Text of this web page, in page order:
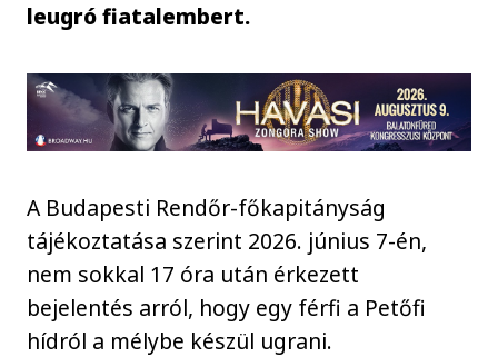
leugró fiatalembert.
A Budapesti Rendőr-főkapitányság
tájékoztatása szerint 2026. június 7-én,
nem sokkal 17 óra után érkezett
bejelentés arról, hogy egy férfi a Petőfi
hídról a mélybe készül ugrani.